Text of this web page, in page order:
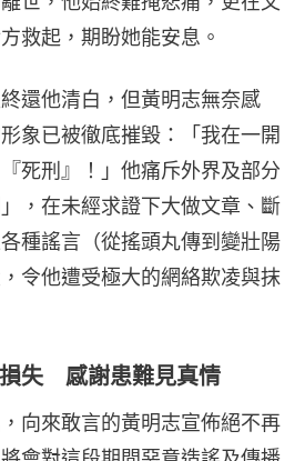
救起，期盼她能安息。
還他清白，但黃明志無奈感
象已被徹底摧毀：「我在一開
死刑』！」他痛斥外界及部分
，在未經求證下大做文章、斷
種謠言（從搖頭丸傳到變壯陽
令他遭受極大的網絡欺凌與抹
失 感謝患難見真情
向來敢言的黃明志宣佈絕不再